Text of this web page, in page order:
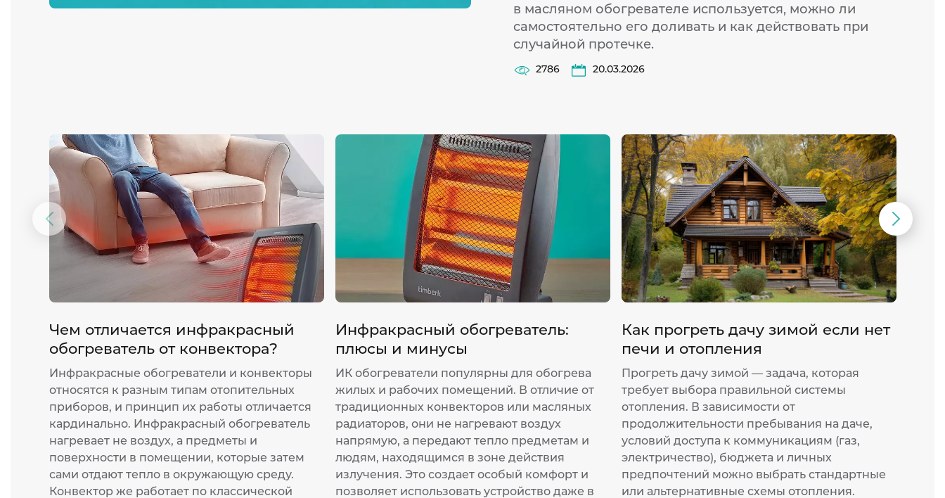
в масляном обогревателе используется, можно ли
самостоятельно его доливать и как действовать при
случайной протечке.
2786 20.03.2026
Предыдущий
слайд
Чем отличается инфракрасный
обогреватель от конвектора?
Инфракрасные обогреватели и конвекторы
относятся к разным типам отопительных
приборов, и принцип их работы отличается
кардинально. Инфракрасный обогреватель
нагревает не воздух, а предметы и
поверхности в помещении, которые затем
сами отдают тепло в окружающую среду.
Конвектор же работает по классической
Инфракрасный обогреватель:
плюсы и минусы
ИК обогреватели популярны для обогрева
жилых и рабочих помещений. В отличие от
традиционных конвекторов или масляных
радиаторов, они не нагревают воздух
напрямую, а передают тепло предметам и
людям, находящимся в зоне действия
излучения. Это создает особый комфорт и
позволяет использовать устройство даже в
Как прогреть дачу зимой если нет
печи и отопления
Прогреть дачу зимой — задача, которая
требует выбора правильной системы
отопления. В зависимости от
продолжительности пребывания на даче,
условий доступа к коммуникациям (газ,
электричество), бюджета и личных
предпочтений можно выбрать стандартные
или альтернативные схемы отопления.
слайд